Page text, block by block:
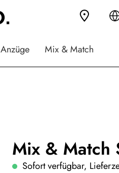
Anzüge Mix & Match
Mix & Match
Sofort verfügbar,